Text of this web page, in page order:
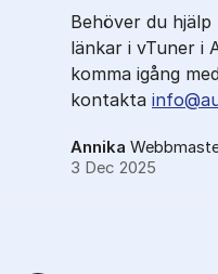
Behöver du
länkar i vTuner i
komma igång
kontakta
Annika
3 Dec 2025